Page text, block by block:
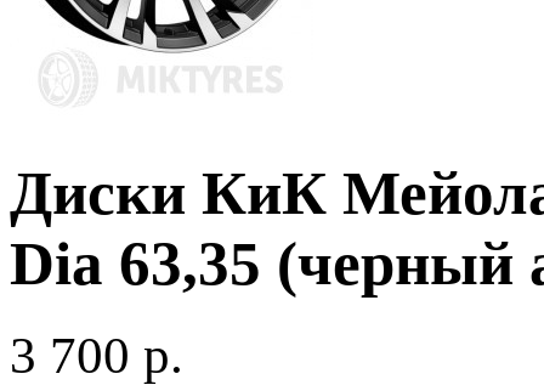
Диски КиК
Dia 63,35 (черный
3 700 р.